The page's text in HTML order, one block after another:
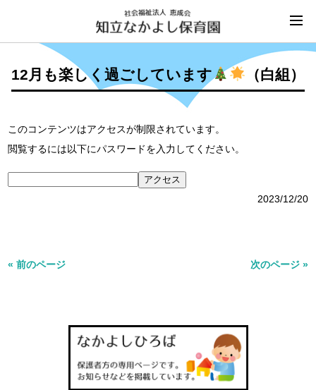
12月も楽しく過ごしています （白組）
このコンテンツはアクセスが制限されています。
閲覧するには以下にパスワードを入力してください。
2023/12/20
« 前のページ 次のページ »